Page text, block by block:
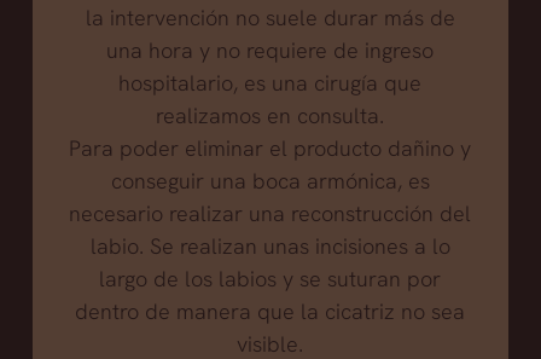
la intervención no suele durar más de
una hora y no requiere de ingreso
hospitalario, es una cirugía que
realizamos en consulta.
Para poder eliminar el producto dañino y
conseguir una boca armónica, es
necesario realizar una reconstrucción del
labio. Se realizan unas incisiones a lo
largo de los labios y se suturan por
dentro de manera que la cicatriz no sea
visible.